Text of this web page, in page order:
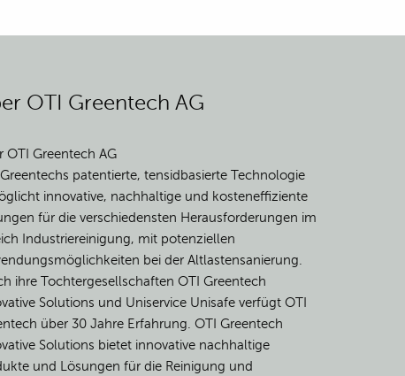
OTI Greentech AG
OTI Greentech AG
patentierte, tensidbasierte Technologie
innovative, nachhaltige und kosteneffiziente
für die verschiedensten Herausforderungen im
Industriereinigung, mit potenziellen
bei der Altlastensanierung.
ihre Tochtergesellschaften OTI Greentech
Solutions und Uniservice Unisafe verfügt OTI
über 30 Jahre Erfahrung. OTI Greentech
Solutions bietet innovative nachhaltige
und Lösungen für die Reinigung und